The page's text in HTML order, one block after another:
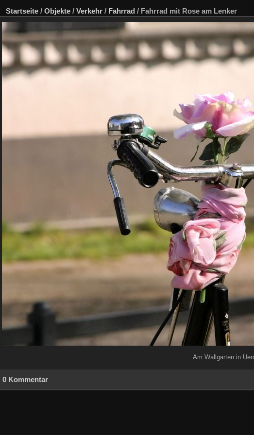
Startseite / Objekte / Verkehr / Fahrrad / Fahrrad mit Rose am Lenker
Am Wallgarten in
0 Kommentar